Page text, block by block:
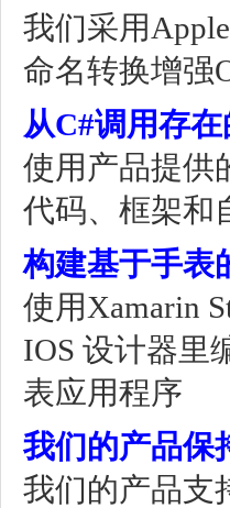
我们采用
命名转换增强
从C#调用存
使用产品提供
代码、框架和
构建基于手表
使用Xamarin
IOS 设计器里
表应用程序
我们的产品保
我们的产品支